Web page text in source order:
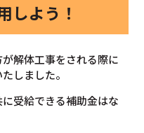
しよう！
解体工事をされる際に
しました。
受給できる補助金はな